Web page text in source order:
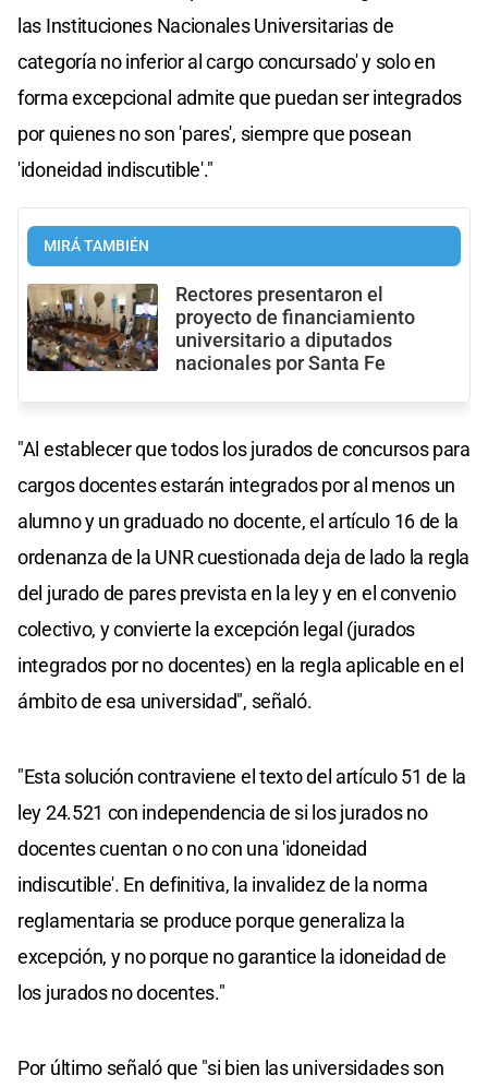
las Instituciones Nacionales Universitarias de
categoría no inferior al cargo concursado' y solo en
forma excepcional admite que puedan ser integrados
por quienes no son 'pares', siempre que posean
'idoneidad indiscutible'."
MIRÁ TAMBIÉN
Rectores presentaron el
proyecto de financiamiento
universitario a diputados
nacionales por Santa Fe
"Al establecer que todos los jurados de concursos para
cargos docentes estarán integrados por al menos un
alumno y un graduado no docente, el artículo 16 de la
ordenanza de la UNR cuestionada deja de lado la regla
del jurado de pares prevista en la ley y en el convenio
colectivo, y convierte la excepción legal (jurados
integrados por no docentes) en la regla aplicable en el
ámbito de esa universidad", señaló.
"Esta solución contraviene el texto del artículo 51 de la
ley 24.521 con independencia de si los jurados no
docentes cuentan o no con una 'idoneidad
indiscutible'. En definitiva, la invalidez de la norma
reglamentaria se produce porque generaliza la
excepción, y no porque no garantice la idoneidad de
los jurados no docentes."
Por último señaló que "si bien las universidades son